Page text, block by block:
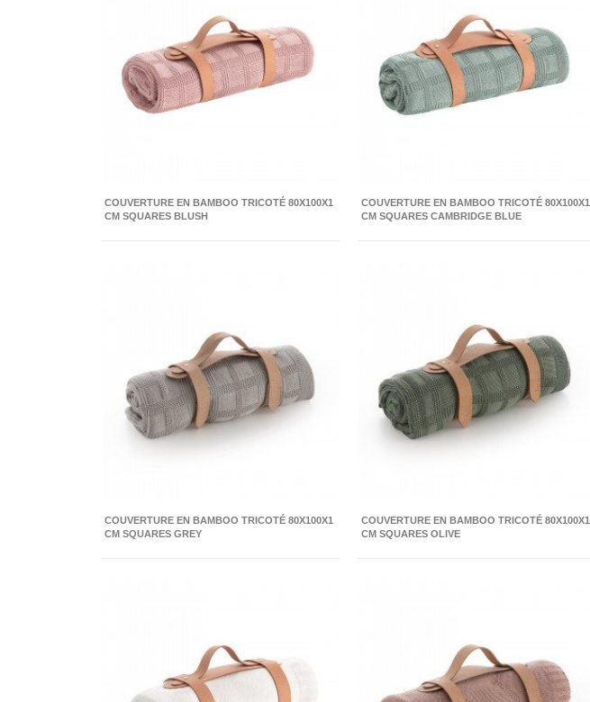
COUVERTURE EN BAMBOO TRICOTÉ 80X100X1
CM SQUARES BLUSH
COUVERTURE EN BAMBOO TRICOTÉ 80X100X1
CM SQUARES CAMBRIDGE BLUE
COUVERTURE EN BAMBOO TRICOTÉ 80X100X1
CM SQUARES GREY
COUVERTURE EN BAMBOO TRICOTÉ 80X100X1
CM SQUARES OLIVE